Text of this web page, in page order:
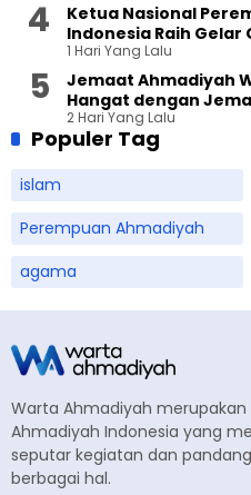
Ketua Nasional
Indonesia Raih
Terbuka
1 Hari Yang Lalu
Jemaat Ahmadiyah
Hangat dengan
2 Hari Yang Lalu
Populer Tag
islam
Perempuan Ahmadiyah
agama
Warta Ahmadiyah
Ahmadiyah Indonesia yang
seputar kegiatan dan
berbagai hal.